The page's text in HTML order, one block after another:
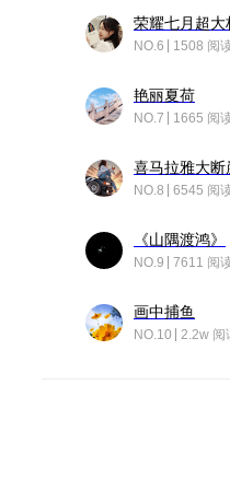
NO.6 1508 阅
艳丽夏荷
NO.7 1665 阅
NO.8 6545 阅
《山隅渡鸿》
NO.9 7611 阅
画中捕鱼
NO.10 2.2w 阅